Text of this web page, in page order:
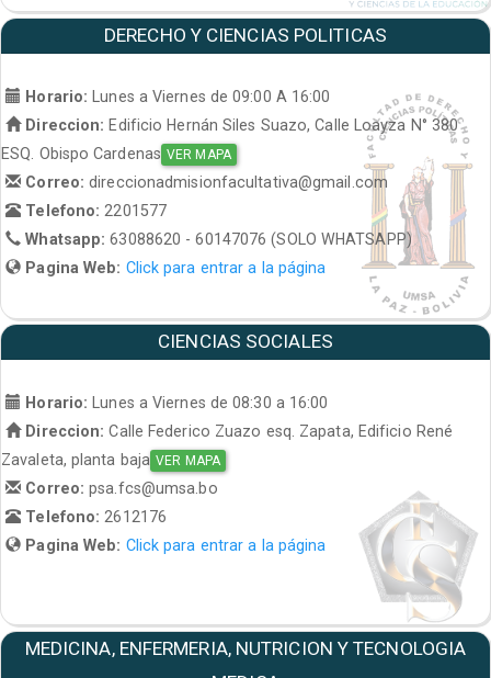
DERECHO Y CIENCIAS POLITICAS
Horario:
Lunes a Viernes de 09:00 A 16:00
Direccion: Edificio Hernán Siles Suazo, Calle Loayza N° 380
ESQ. Obispo Cardenas VER MAPA
Correo:direccionadmisionfacultativa@gmail.com
Telefono: 2201577
Whatsapp:63088620 - 60147076 (SOLO WHATSAPP)
Pagina Web: Click para entrar a la página
CIENCIAS SOCIALES
Horario:
Lunes a Viernes de 08:30 a 16:00
Direccion: Calle Federico Zuazo esq. Zapata, Edificio René
Zavaleta, planta baja VER MAPA
Correo:psa.fcs@umsa.bo
Telefono: 2612176
Pagina Web: Click para entrar a la página
MEDICINA, ENFERMERIA, NUTRICION Y TECNOLOGIA